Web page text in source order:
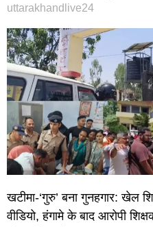
uttarakhandlive24
खटीमा-‘गुरु’ बना गुनहगार: खेल
वीडियो, हंगामे के बाद आरोपी